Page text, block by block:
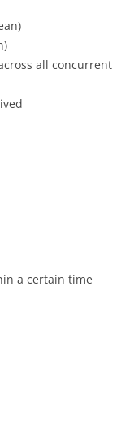
all concurrent
a certain time